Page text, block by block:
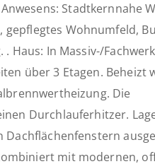
Stadtkernnahe
Wohnumfeld,
Haus: In Massiv-/
über 3 Etagen. Beheizt
Die
Durchlauferhitzer.
Dachflächenfenstern
mit modernen,